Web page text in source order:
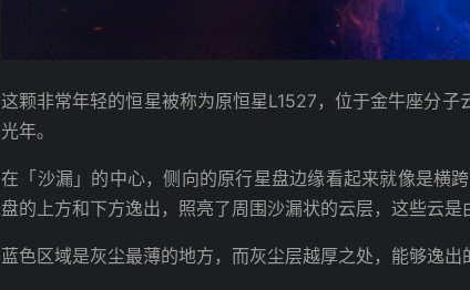
这颗非常年轻的恒星被称为原恒星L1527，位于金牛座分
光年。
在「沙漏」的中心，侧向的原行星盘边缘看起来就像是横
盘的上方和下方逸出，照亮了周围沙漏状的云层，这些云是
蓝色区域是灰尘最薄的地方，而灰尘层越厚之处，能够逸出